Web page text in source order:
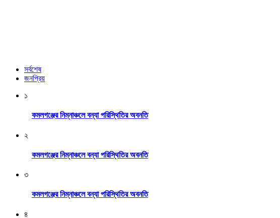
সর্বশেষ
জনপ্রিয়
১
কমলগঞ্জের নিম্নাঞ্চলে বন্যা পরিস্থিতির অবনতি
২
কমলগঞ্জের নিম্নাঞ্চলে বন্যা পরিস্থিতির অবনতি
৩
কমলগঞ্জের নিম্নাঞ্চলে বন্যা পরিস্থিতির অবনতি
৪